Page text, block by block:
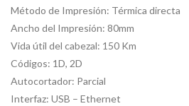
Método de Impresión: Térmica directa
Ancho del Impresión: 80mm
Vida útil del cabezal: 150 Km
Códigos: 1D, 2D
Autocortador: Parcial
Interfaz: USB – Ethernet